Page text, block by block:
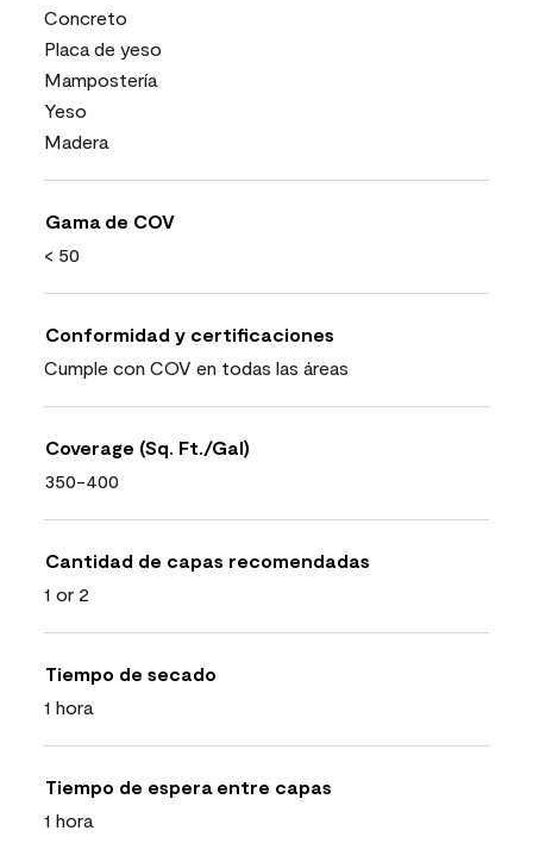
Concreto
Placa de yeso
Mampostería
Yeso
Madera
Gama de COV
< 50
Conformidad y certificaciones
Cumple con COV en todas las áreas
Coverage (Sq. Ft./Gal)
350-400
Cantidad de capas recomendadas
1 or 2
Tiempo de secado
1 hora
Tiempo de espera entre capas
1 hora